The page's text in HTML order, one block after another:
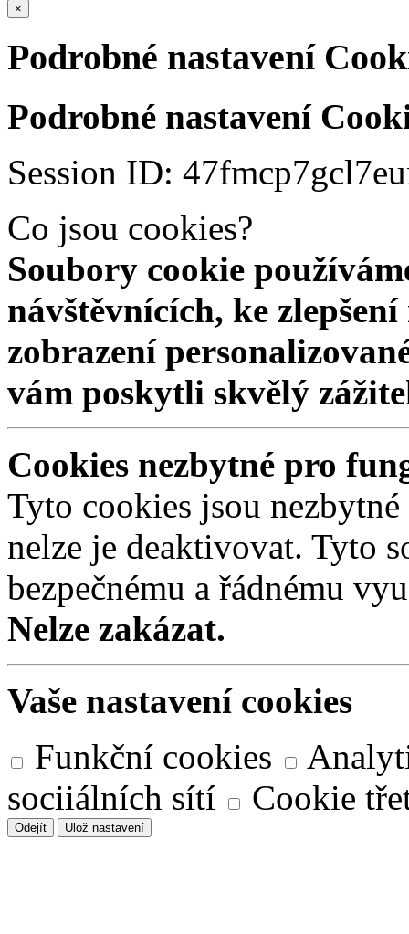
×
Podrobné nastavení
Podrobné nastavení
Session ID:
Co jsou cookies?
Soubory cookie
návštěvnících, ke
zobrazení
vám poskytli skvělý
Cookies nezbytné pro
Tyto cookies jsou
nelze je deaktivovat. Tyto
bezpečnému a řádnému
Nelze zakázat.
Vaše nastavení cookies
Funkční cookies
sociiálních sítí
Cookie
Odejít